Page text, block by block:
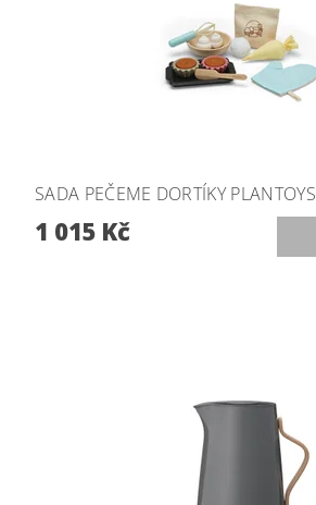
SADA PEČEME DORTÍKY PLANTOYS
1 015 Kč